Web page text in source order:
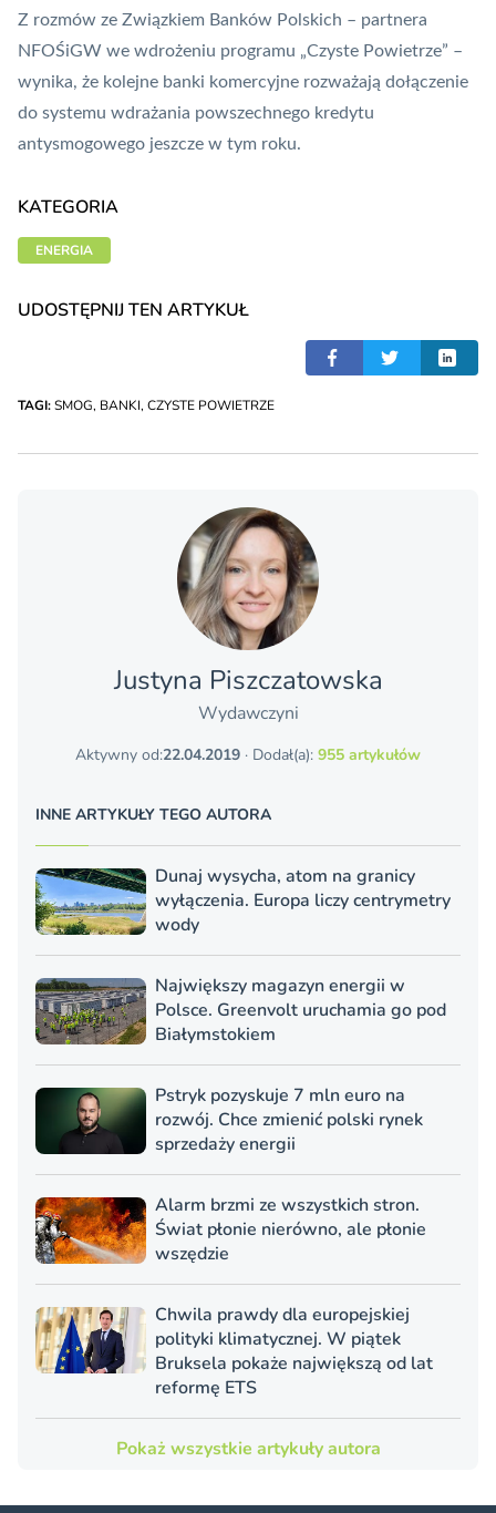
Z rozmów ze Związkiem Banków Polskich – partnera
NFOŚiGW we wdrożeniu programu „Czyste Powietrze” –
wynika, że kolejne banki komercyjne rozważają dołączenie
do systemu wdrażania powszechnego kredytu
antysmogowego jeszcze w tym roku.
KATEGORIA
ENERGIA
UDOSTĘPNIJ TEN ARTYKUŁ
TAGI:SMOG, BANKI, CZYSTE POWIETRZE
Justyna Piszczatowska
Wydawczyni
Aktywny od:22.04.2019 · Dodał(a): 955 artykułów
INNE ARTYKUŁY TEGO AUTORA
Dunaj wysycha, atom na granicy
wyłączenia. Europa liczy centrymetry
wody
Największy magazyn energii w
Polsce. Greenvolt uruchamia go pod
Białymstokiem
Pstryk pozyskuje 7 mln euro na
rozwój. Chce zmienić polski rynek
sprzedaży energii
Alarm brzmi ze wszystkich stron.
Świat płonie nierówno, ale płonie
wszędzie
Chwila prawdy dla europejskiej
polityki klimatycznej. W piątek
Bruksela pokaże największą od lat
reformę ETS
Pokaż wszystkie artykuły autora